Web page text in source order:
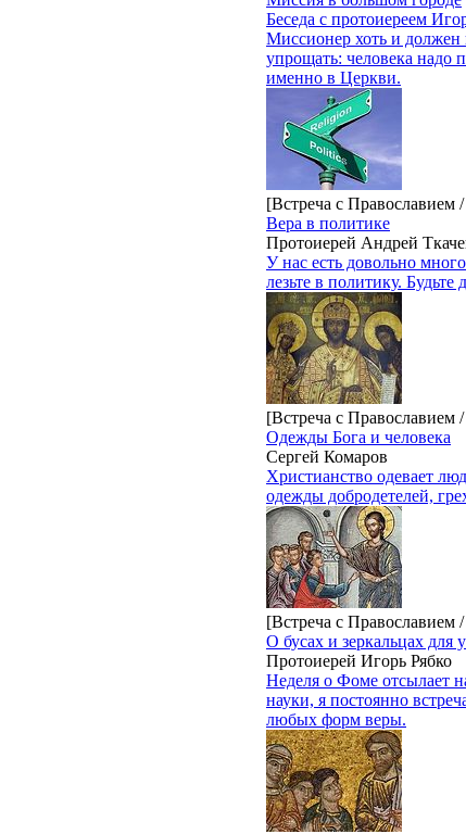
Беседа с протоиереем
Миссионер хоть и должен
упрощать: человека надо
именно в Церкви.
[Встреча с Православием
Вера в политике
Протоиерей Андрей
У нас есть довольно
лезьте в политику.
[Встреча с Православием
Одежды Бога и человека
Сергей Комаров
Христианство одевает
одежды добродетелей,
[Встреча с Православием
О бусах и зеркальцах для
Протоиерей Игорь Рябко
Неделя о Фоме отсылает
науки, я постоянно
любых форм веры.